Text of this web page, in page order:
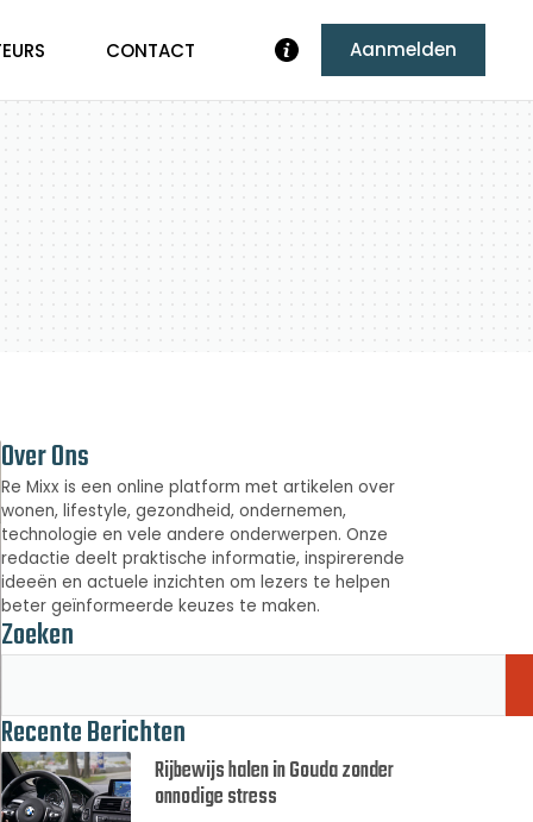
CONTACT Aanmelden
Over Ons
Re Mixx is een online platform met artikelen over
wonen, lifestyle, gezondheid, ondernemen,
technologie en vele andere onderwerpen. Onze
redactie deelt praktische informatie, inspirerende
ideeën en actuele inzichten om lezers te helpen
beter geïnformeerde keuzes te maken.
Zoeken
Recente Berichten
Rijbewijs halen in Gouda zonder
onnodige stress